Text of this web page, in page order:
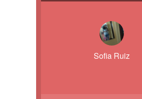
Sofia Ruiz